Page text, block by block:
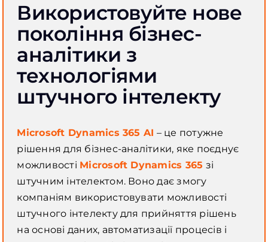
Використовуйте нове
покоління бізнес-
аналітики з
технологіями
штучного інтелекту
Microsoft Dynamics 365 AI – це потужне
рішення для бізнес-аналітики, яке поєднує
можливості Microsoft Dynamics 365 зі
штучним інтелектом. Воно дає змогу
компаніям використовувати можливості
штучного інтелекту для прийняття рішень
на основі даних, автоматизації процесів і